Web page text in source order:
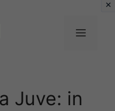
Menu
Juve: in